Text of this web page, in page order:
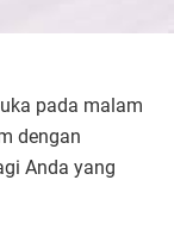
pada malam
dengan
Anda yang